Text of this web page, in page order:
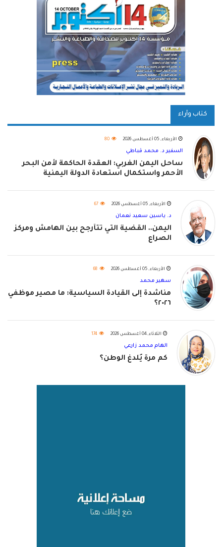
كتاب وآراء
الأربعاء, 05 أغسطس 2026 80
السفير د. محمد قباطي
ساحل اليمن الغربي: العقدة الحاكمة لأمن البحر
الأحمر واستكمال استعادة الدولة اليمنية
الأربعاء, 05 أغسطس 2026 67
د. ياسين سعيد نعمان
اليمن.. القضية التي تتأرجح بين الهامش ومركز
الصراع
الأربعاء, 05 أغسطس 2026 68
سهير محمد
مناشدة إلى القيادة السياسية: ما مصير موظفي
٢٠٢٦؟
الثلاثاء, 04 أغسطس 2026 174
الهام محمد زارعي
كم مرة يُلدغ الوطن؟